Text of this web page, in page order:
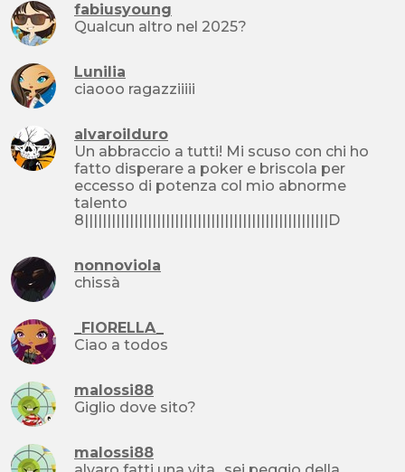
fabiusyoung
Qualcun altro nel 2025?
Lunilia
ciaooo ragazziiiii
alvaroilduro
Un abbraccio a tutti! Mi scuso con chi ho
fatto disperare a poker e briscola per
eccesso di potenza col mio abnorme
talento
8||||||||||||||||||||||||||||||||||||||||||||||||||||||D
nonnoviola
chissà
_FIORELLA_
Ciao a todos
malossi88
Giglio dove sito?
malossi88